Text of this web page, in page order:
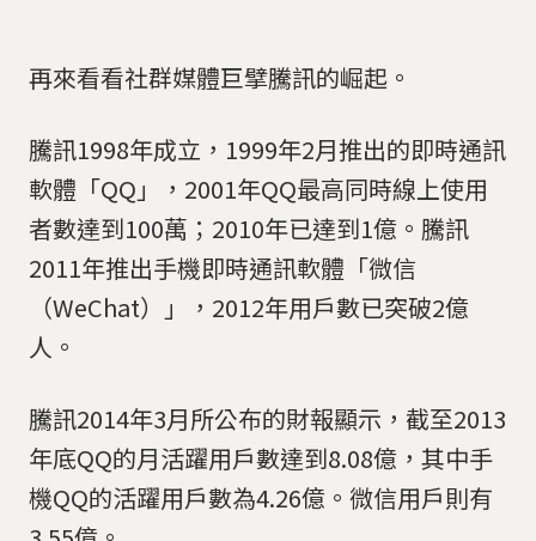
再來看看社群媒體巨擘騰訊的崛起。
騰訊1998年成立，1999年2月推出的即時通訊
軟體「QQ」，2001年QQ最高同時線上使用
者數達到100萬；2010年已達到1億。騰訊
2011年推出手機即時通訊軟體「微信
（WeChat）」，2012年用戶數已突破2億
人。
騰訊2014年3月所公布的財報顯示，截至2013
年底QQ的月活躍用戶數達到8.08億，其中手
機QQ的活躍用戶數為4.26億。微信用戶則有